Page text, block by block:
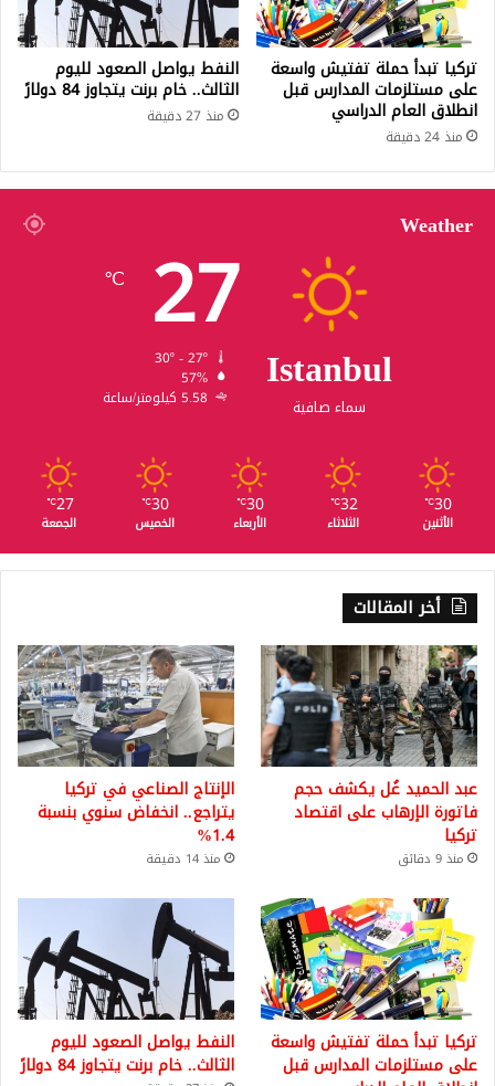
تركيا تبدأ حملة تفتيش واسعة
على مستلزمات المدارس قبل
انطلاق العام الدراسي
منذ 24 دقيقة
النفط يواصل الصعود لليوم
الثالث.. خام برنت يتجاوز 84 دولارً
منذ 27 دقيقة
Weather
Istanbul
سماء صافية
27
℃
57%
5.58 كيلومتر/ساعة
30
℃
الأثنين
32
℃
الثلاثاء
30
℃
الأربعاء
30
℃
الخميس
27
℃
الجمعة
أخر المقالات
عبد الحميد غُل يكشف حجم
فاتورة الإرهاب على اقتصاد
تركيا
منذ 9 دقائق
الإنتاج الصناعي في تركيا
يتراجع.. انخفاض سنوي بنسبة
1.4%
منذ 14 دقيقة
تركيا تبدأ حملة تفتيش واسعة
على مستلزمات المدارس قبل
النفط يواصل الصعود لليوم
الثالث.. خام برنت يتجاوز 84 دولارً